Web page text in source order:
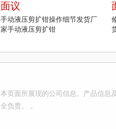
面议
手动液压剪扩钳操作细节发货厂
家手动液压剪扩钳
本页面所展现的公司信息、产品信息
全负责。 。